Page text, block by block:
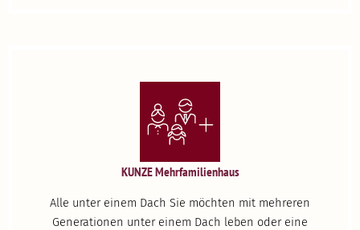
KUNZE Mehrfa­mi­li­enhaus
Alle unter einem Dach Sie möchten mit mehreren
Genera­tionen unter einem Dach leben oder eine